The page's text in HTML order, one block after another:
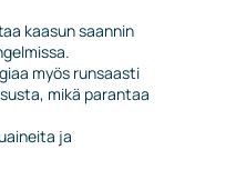
kaasun saannin
myös runsaasti
mikä parantaa
ja